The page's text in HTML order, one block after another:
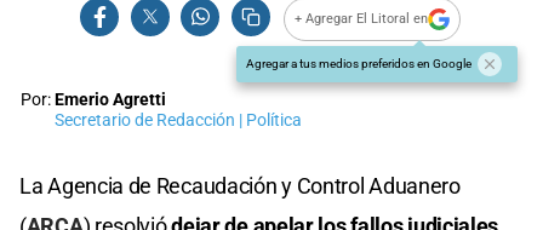
+ Agregar El Litoral en
Agregar a tus medios preferidos en Google
Por:Emerio Agretti
Secretario de Redacción | Política
La Agencia de Recaudación y Control Aduanero